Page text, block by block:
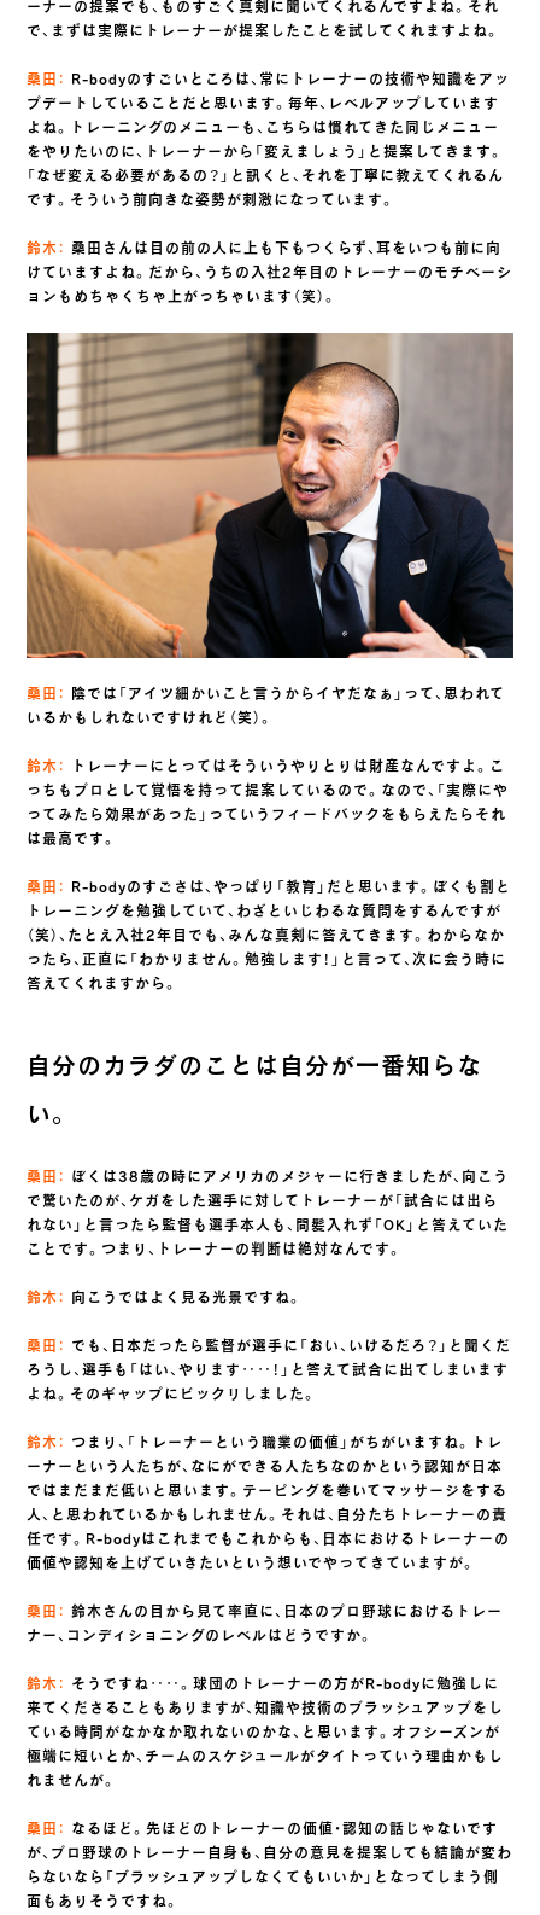
ーナーの提案でも、ものすごく真剣に聞いてくれるんですよね。それ
で、まずは実際にトレーナーが提案したことを試してくれますよね。
桑田： R-bodyのすごいところは、常にトレーナーの技術や知識をアッ
プデートしていることだと思います。毎年、レベルアップしています
よね。トレーニングのメニューも、こちらは慣れてきた同じメニュー
をやりたいのに、トレーナーから「変えましょう」と提案してきます。
「なぜ変える必要があるの？」と訊くと、それを丁寧に教えてくれるん
です。そういう前向きな姿勢が刺激になっています。
鈴木： 桑田さんは目の前の人に上も下もつくらず、耳をいつも前に向
けていますよね。だから、うちの入社2年目のトレーナーのモチベーシ
ョンもめちゃくちゃ上がっちゃいます（笑）。
桑田： 陰では「アイツ細かいこと言うからイヤだなぁ」って、思われて
いるかもしれないですけれど（笑）。
鈴木：
トレーナーにとってはそういうやりとりは財産なんですよ。こ
っちもプロとして覚悟を持って提案しているので。なので、「実際にや
ってみたら効果があった」っていうフィードバックをもらえたらそれ
は最高です。
桑田： R-bodyのすごさは、やっぱり「教育」だと思います。ぼくも割と
トレーニングを勉強していて、わざといじわるな質問をするんですが
（笑）、たとえ入社2年目でも、みんな真剣に答えてきます。わからなか
ったら、正直に「わかりません。勉強します！」と言って、次に会う時に
答えてくれますから。
自分のカラダのことは自分が一番知らな
い。
桑田： ぼくは38歳の時にアメリカのメジャーに行きましたが、向こう
で驚いたのが、ケガをした選手に対してトレーナーが「試合には出ら
れない」と言ったら監督も選手本人も、間髪入れず「OK」と答えていた
ことです。つまり、トレーナーの判断は絶対なんです。
鈴木： 向こうではよく見る光景ですね。
桑田： でも、日本だったら監督が選手に「おい、いけるだろ？」と聞くだ
ろうし、選手も「はい、やります‥‥！」と答えて試合に出てしまいます
よね。そのギャップにビックリしました。
鈴木： つまり、「トレーナーという職業の価値」がちがいますね。トレ
ーナーという人たちが、なにができる人たちなのかという認知が日本
ではまだまだ低いと思います。テーピングを巻いてマッサージをする
人、と思われているかもしれません。それは、自分たちトレーナーの責
任です。R-bodyはこれまでもこれからも、日本におけるトレーナーの
価値や認知を上げていきたいという想いでやってきていますが。
桑田： 鈴木さんの目から見て率直に、日本のプロ野球におけるトレー
ナー、コンディショニングのレベルはどうですか。
鈴木： そうですね‥‥。球団のトレーナーの方がR-bodyに勉強しに
来てくださることもありますが、知識や技術のブラッシュアップをし
ている時間がなかなか取れないのかな、と思います。オフシーズンが
極端に短いとか、チームのスケジュールがタイトっていう理由かもし
れませんが。
桑田： なるほど。先ほどのトレーナーの価値・認知の話じゃないです
が、プロ野球のトレーナー自身も、自分の意見を提案しても結論が変わ
らないなら「ブラッシュアップしなくてもいいか」となってしまう側
面もありそうですね。